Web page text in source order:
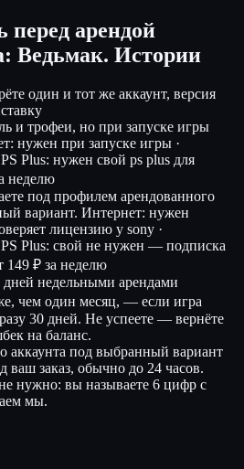
перед арендой
Ведьмак. Истории
один и тот же аккаунт, версия
и трофеи, но при запуске игры
нужен при запуске игры ·
Plus: нужен свой ps plus для
неделю
под профилем арендованного
вариант. Интернет: нужен
лицензию у sony ·
Plus: свой не нужен — подписка
149 ₽ за неделю
недельными арендами
чем один месяц, — если игра
30 дней. Не успеете — вернёте
на баланс.
аккаунта под выбранный вариант
ваш заказ, обычно до 24 часов.
нужно: вы называете 6 цифр с
мы.